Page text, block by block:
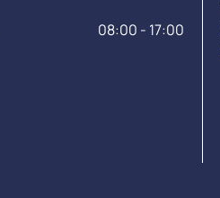
08:00 - 17:00